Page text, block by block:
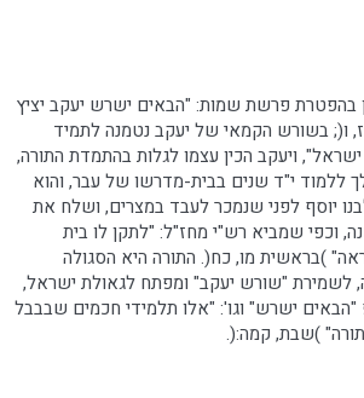
בהפטרת פרשת שמות: "הבאים ישרש יעקב יציץ
, ו(; בשורש הקמאי של יעקב נטמנה לתמיד
ויעקב הכין עצמו לגלות בהתמדת התורה,
ללמוד י"ד שנים בבית-מדרשו של עבר, והוא
יוסף לפני שנמכר לעבד במצרים, ושלח את
, וכפי שמביא רש"י מחז"ל: "לתקן לו בית
)בראשית מו, כח(. התורה היא הסגולה
לשמירת "שורש יעקב" ומפתח לגאולת ישראל,
ישרש" וגו': "אלו תלמידי חכמים שבבבל
)שבת, קמה:(.